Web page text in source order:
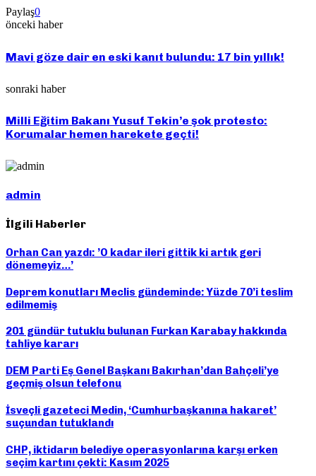
Paylaş0
önceki haber
Mavi göze dair en eski kanıt bulundu: 17 bin yıllık!
sonraki haber
Milli Eğitim Bakanı Yusuf Tekin’e şok protesto:
Korumalar hemen harekete geçti!
admin
İlgili Haberler
Orhan Can yazdı: ’O kadar ileri gittik ki artık geri
dönemeyiz…’
Deprem konutları Meclis gündeminde: Yüzde 70’i teslim
edilmemiş
201 gündür tutuklu bulunan Furkan Karabay hakkında
tahliye kararı
DEM Parti Eş Genel Başkanı Bakırhan’dan Bahçeli’ye
geçmiş olsun telefonu
İsveçli gazeteci Medin, ‘Cumhurbaşkanına hakaret’
suçundan tutuklandı
CHP, iktidarın belediye operasyonlarına karşı erken
seçim kartını çekti: Kasım 2025